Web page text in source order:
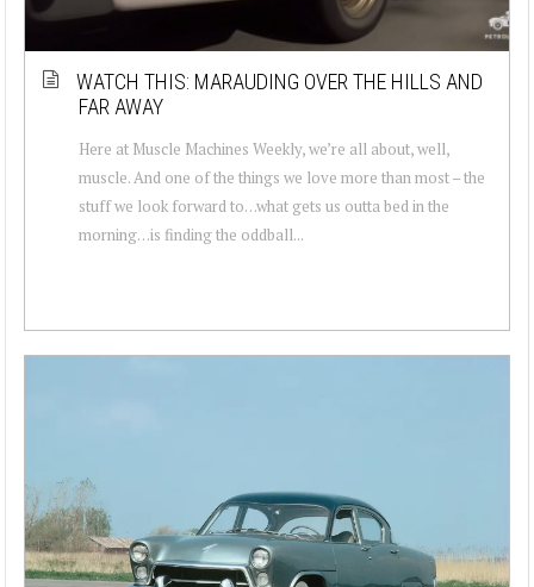
WATCH THIS: MARAUDING OVER THE HILLS AND
FAR AWAY
Here at Muscle Machines Weekly, we’re all about, well,
muscle. And one of the things we love more than most – the
stuff we look forward to…what gets us outta bed in the
morning…is finding the oddball...